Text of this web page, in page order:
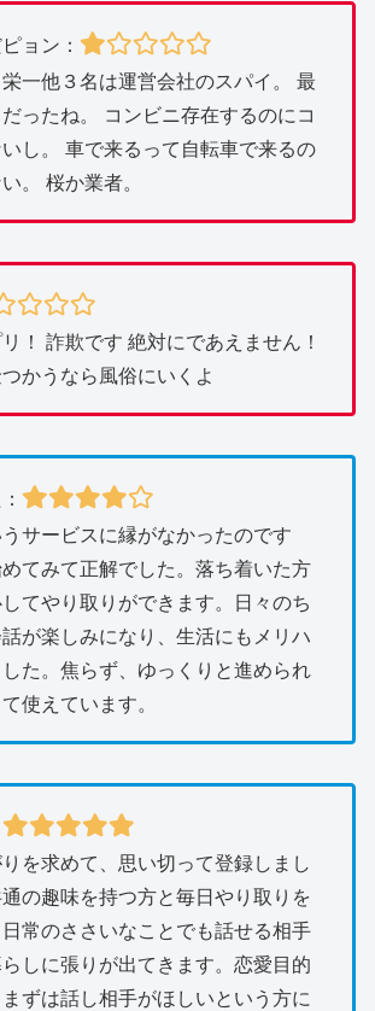
ョン：
一他３名は運営会社のスパイ。 最
ったね。 コンビニ存在するのにコ
し。 車で来るって自転車で来るの
。 桜か業者。
！ 詐欺です 絶対にであえません！
かうなら風俗にいくよ
サービスに縁がなかったのです
てみて正解でした。落ち着いた方
てやり取りができます。日々のち
が楽しみになり、生活にもメリハ
た。焦らず、ゆっくりと進められ
使えています。
を求めて、思い切って登録しまし
の趣味を持つ方と毎日やり取りを
常のささいなことでも話せる相手
しに張りが出てきます。恋愛目的
ずは話し相手がほしいという方に